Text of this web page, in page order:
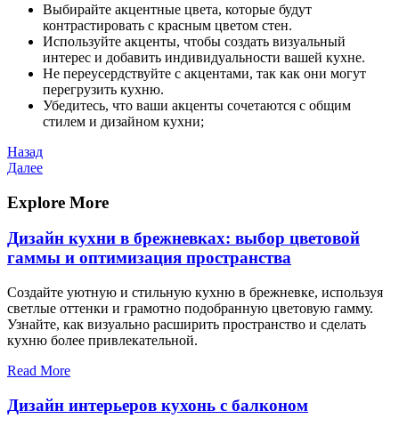
Выбирайте акцентные цвета, которые будут
контрастировать с красным цветом стен.
Используйте акценты, чтобы создать визуальный
интерес и добавить индивидуальности вашей кухне.
Не переусердствуйте с акцентами, так как они могут
перегрузить кухню.
Убедитесь, что ваши акценты сочетаются с общим
стилем и дизайном кухни;
Навигация
по
записям
Предыдущая
запись
Назад
Следующая
Далее
Explore More
Дизайн кухни в брежневках: выбор цветовой
гаммы и оптимизация пространства
Создайте уютную и стильную кухню в брежневке, используя
светлые оттенки и грамотно подобранную цветовую гамму.
Узнайте, как визуально расширить пространство и сделать
кухню более привлекательной.
Read More
Дизайн интерьеров кухонь с балконом